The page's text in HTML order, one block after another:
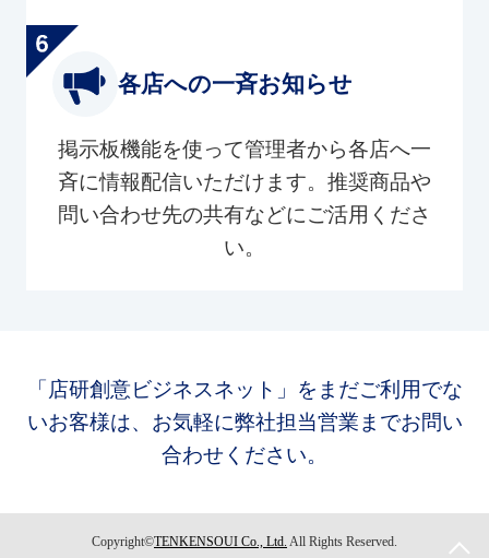
各店への一斉お知らせ
掲示板機能を使って管理者から各店へ一
斉に情報配信いただけます。推奨商品や
問い合わせ先の共有などにご活用くださ
い。
「店研創意ビジネスネット」をまだご利用でな
いお客様は、お気軽に弊社担当営業までお問い
合わせください。
Copyright©TENKENSOUI Co., Ltd. All Rights Reserved.